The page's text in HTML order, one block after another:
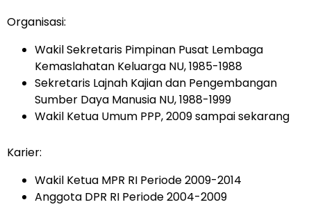
Organisasi:
Wakil Sekretaris Pimpinan Pusat Lembaga
Kemaslahatan Keluarga NU, 1985-1988
Sekretaris Lajnah Kajian dan Pengembangan
Sumber Daya Manusia NU, 1988-1999
Wakil Ketua Umum PPP, 2009 sampai sekarang
Karier:
Wakil Ketua MPR RI Periode 2009-2014
Anggota DPR RI Periode 2004-2009